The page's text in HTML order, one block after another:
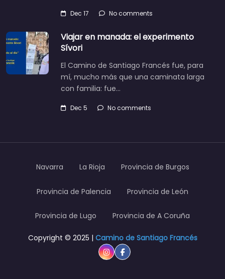
Dec 17 No comments
Viajar en manada: el experimento
Sívori
El Camino de Santiago Francés fue, para
mí, mucho más que una caminata larga
con familia: fue…
Dec 5 No comments
Navarra La Rioja Provincia de Burgos
Provincia de Palencia Provincia de León
Provincia de Lugo Provincia de A Coruña
Copyright © 2025 | Camino de Santiago Francés